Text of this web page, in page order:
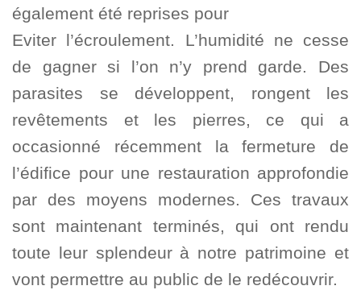
également été reprises pour
Eviter l’écroulement. L’humidité ne cesse
de gagner si l’on n’y prend garde. Des
parasites se développent, rongent les
revêtements et les pierres, ce qui a
occasionné récemment la fermeture de
l’édifice pour une restauration approfondie
par des moyens modernes. Ces travaux
sont maintenant terminés, qui ont rendu
toute leur splendeur à notre patrimoine et
vont permettre au public de le redécouvrir.